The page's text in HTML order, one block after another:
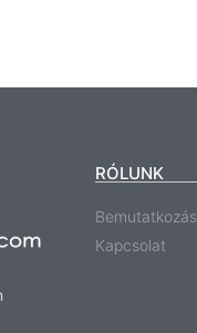
RÓLUNK
Bemutatkozás
Kapcsolat